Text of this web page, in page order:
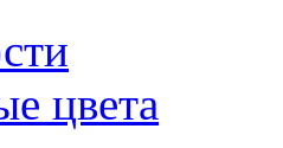
цвета